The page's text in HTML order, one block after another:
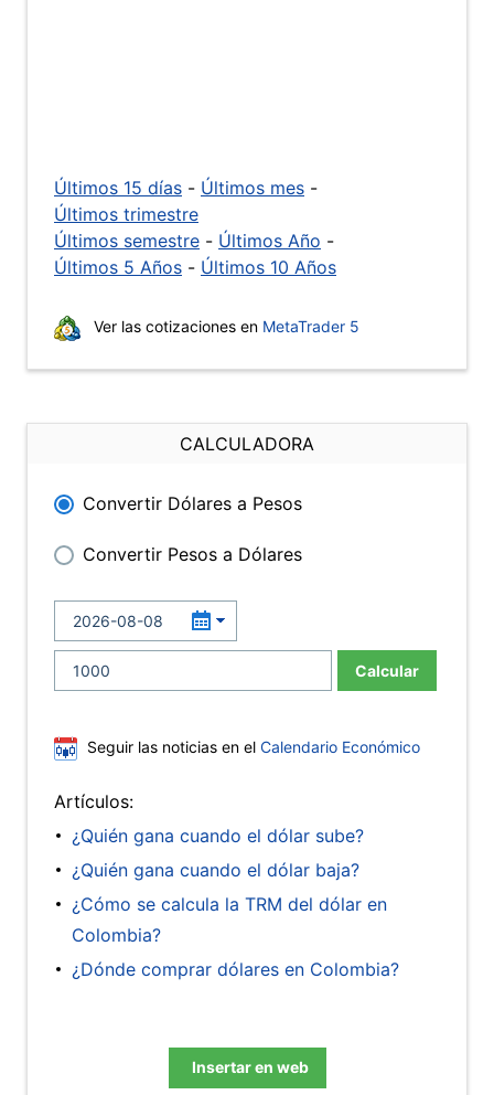
Últimos 15 días - Últimos mes -
Últimos trimestre
Últimos semestre - Últimos Año -
Últimos 5 Años - Últimos 10 Años
Ver las cotizaciones en MetaTrader 5
CALCULADORA
Convertir Dólares a Pesos
Convertir Pesos a Dólares
Calcular
Seguir las noticias en el Calendario Económico
Artículos:
¿Quién gana cuando el dólar sube?
¿Quién gana cuando el dólar baja?
¿Cómo se calcula la TRM del dólar en
Colombia?
¿Dónde comprar dólares en Colombia?
Insertar en web